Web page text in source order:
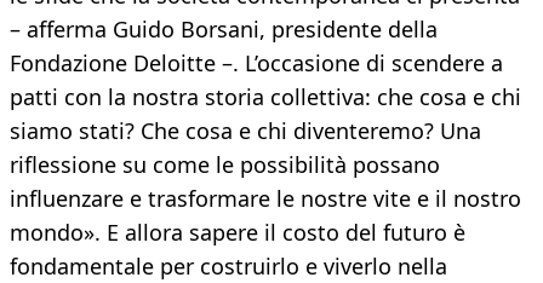
– afferma Guido Borsani, presidente della
Fondazione Deloitte –. L’occasione di scendere a
patti con la nostra storia collettiva: che cosa e chi
siamo stati? Che cosa e chi diventeremo? Una
riflessione su come le possibilità possano
influenzare e trasformare le nostre vite e il nostro
mondo». E allora sapere il costo del futuro è
fondamentale per costruirlo e viverlo nella